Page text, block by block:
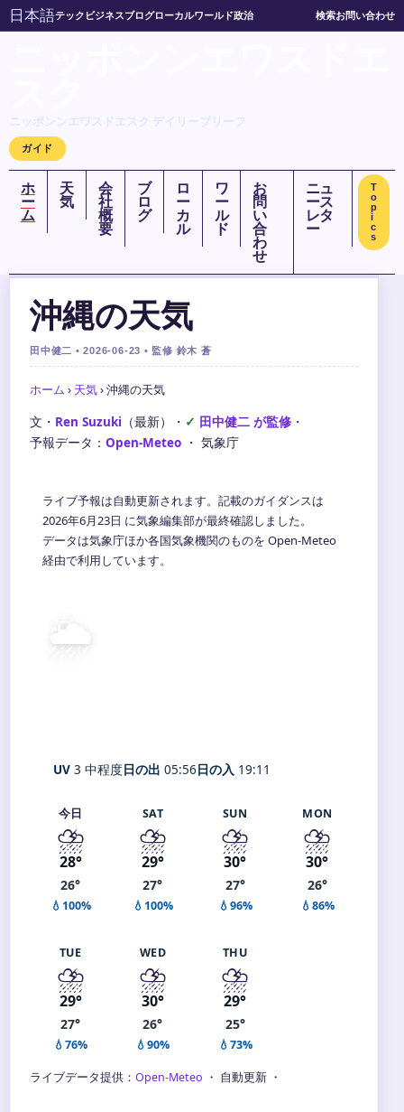
日本語テック ビジネスブログローカルワールド政治 検索お問い合わせ
ニッポンンエワスドエスク デイリーブリーフ
ガイド
ホ
ー
ム
天
気
会
社
概
要
ブ
ロ
グ
ロ
ー
カ
ル
ワ
ー
ル
ド
お
問
い
合
わ
せ
ニュ
ース
レタ
ー
T
o
p
i
c
s
沖縄の天気
田中健二 • 2026-06-23 • 監修 鈴木 蒼
ホーム › 天気›沖縄の天気
文・ Ren Suzuki （最新） ・ 田中健二 が監修 ・
予報データ： Open-Meteo ・ 気象庁
ライブ予報は自動更新されます。記載のガイダンスは
2026年6月23日 に気象編集部が最終確認しました。
データは気象庁ほか各国気象機関のものを Open-Meteo
経由で利用しています。
🌦️
UV 3 中程度日の出 05:56日の入 19:11
今日
⛈️
28°
26°
💧100%
SAT
⛈️
29°
27°
💧100%
SUN
⛈️
30°
27°
💧96%
MON
⛈️
30°
26°
💧86%
TUE
⛈️
29°
27°
💧76%
WED
⛈️
30°
26°
💧90%
THU
⛈️
29°
25°
💧73%
ライブデータ提供： Open-Meteo ・ 自動更新 ・